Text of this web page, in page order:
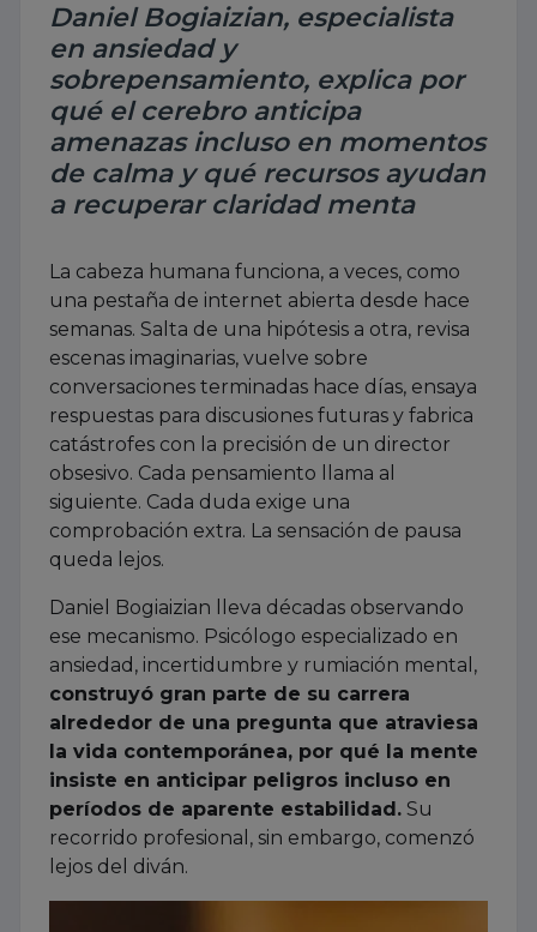
Daniel Bogiaizian, especialista
en ansiedad y
sobrepensamiento, explica por
qué el cerebro anticipa
amenazas incluso en momentos
de calma y qué recursos ayudan
a recuperar claridad menta
La cabeza humana funciona, a veces, como
una pestaña de internet abierta desde hace
semanas. Salta de una hipótesis a otra, revisa
escenas imaginarias, vuelve sobre
conversaciones terminadas hace días, ensaya
respuestas para discusiones futuras y fabrica
catástrofes con la precisión de un director
obsesivo. Cada pensamiento llama al
siguiente. Cada duda exige una
comprobación extra. La sensación de pausa
queda lejos.
Daniel Bogiaizian lleva décadas observando
ese mecanismo. Psicólogo especializado en
ansiedad, incertidumbre y rumiación mental,
construyó gran parte de su carrera
alrededor de una pregunta que atraviesa
la vida contemporánea, por qué la mente
insiste en anticipar peligros incluso en
períodos de aparente estabilidad. Su
recorrido profesional, sin embargo, comenzó
lejos del diván.